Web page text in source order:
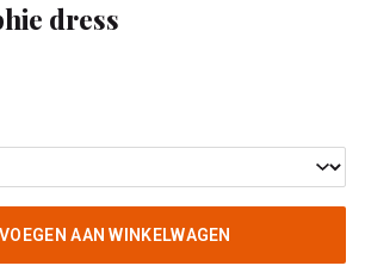
dress
AAN WINKELWAGEN